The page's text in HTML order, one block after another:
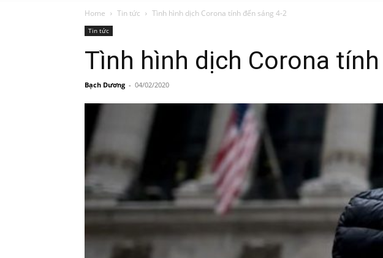
Home Tin tức Tình hình dịch Corona tính đến sáng 4-2
Tin tức
Tình hình dịch Corona
Bạch Dương - 04/02/2020